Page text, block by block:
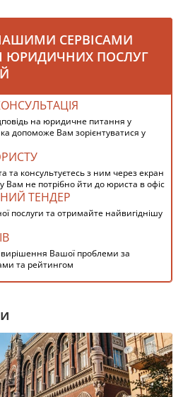
СЕРВІСАМИ
ЮРИДИЧНИХ ПОСЛУГ
на юридичне питання у
допоможе Вам зорієнтуватися у
та консультуєтесь з ним через екран
Вам не потрібно йти до юриста в офіс
ТЕНДЕР
послуги та отримайте найвигіднішу
Вашої проблеми за
та рейтингом